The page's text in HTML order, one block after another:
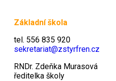
Základní škola
tel. 556 835 920
sekretariat@zstyrfren.cz
RNDr. Zdeňka Murasová
ředitelka školy